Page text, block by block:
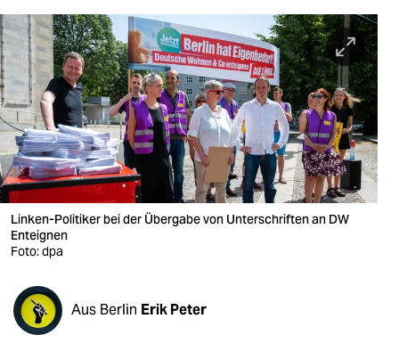
sport
berlin
nord
wahrheit
verlag
verlag
veranstaltungen
shop
fragen & hilfe
Linken-Politiker bei der Übergabe von Unterschriften an DW
Enteignen
Foto: dpa
Aus Berlin Erik Peter